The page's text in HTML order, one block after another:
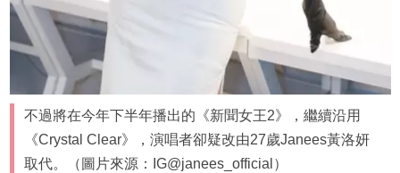
不過將在今年下半年播出的《新聞女王2》，繼續沿用
《Crystal Clear》，演唱者卻疑改由27歲Janees黃洛妍
取代。（圖片來源：IG@janees_official）